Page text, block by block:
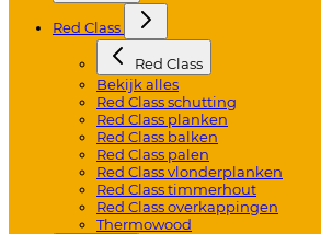
Red Class
Red Class
Bekijk alles
Red Class schutting
Red Class planken
Red Class balken
Red Class palen
Red Class vlonderplanken
Red Class timmerhout
Red Class overkappingen
Thermowood